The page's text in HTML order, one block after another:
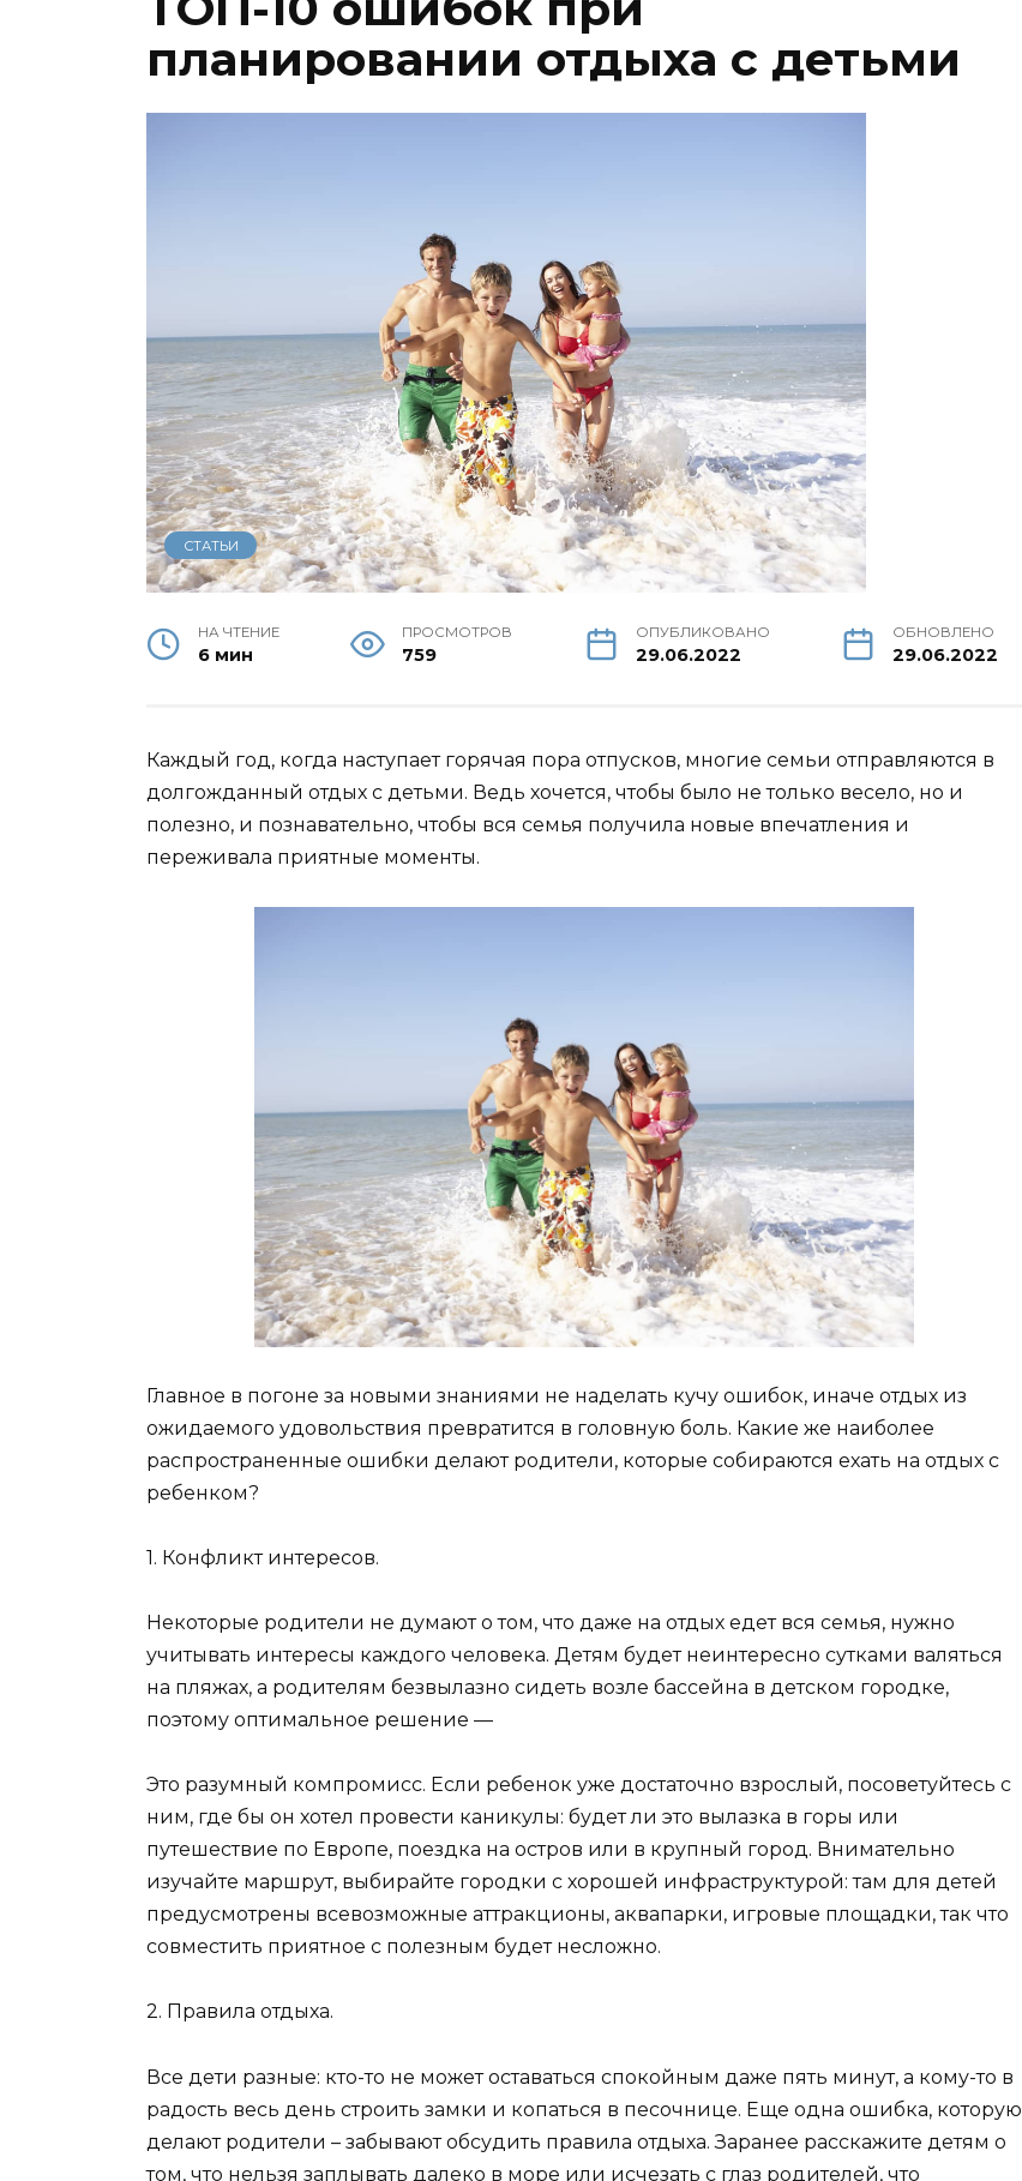
планировании отдыха с детьми
СТАТЬИ
НА ЧТЕНИЕ
6 мин
ПРОСМОТРОВ
759
ОПУБЛИКОВАНО
29.06.2022
ОБНОВЛЕНО
29.06.2022
Каждый год, когда наступает горячая пора отпусков, многие семьи отправляются в
долгожданный отдых с детьми. Ведь хочется, чтобы было не только весело, но и
полезно, и познавательно, чтобы вся семья получила новые впечатления и
переживала приятные моменты.
Главное в погоне за новыми знаниями не наделать кучу ошибок, иначе отдых из
ожидаемого удовольствия превратится в головную боль. Какие же наиболее
распространенные ошибки делают родители, которые собираются ехать на отдых с
ребенком?
1. Конфликт интересов.
Некоторые родители не думают о том, что даже на отдых едет вся семья, нужно
учитывать интересы каждого человека. Детям будет неинтересно сутками валяться
на пляжах, а родителям безвылазно сидеть возле бассейна в детском городке,
поэтому оптимальное решение —
Это разумный компромисс. Если ребенок уже достаточно взрослый, посоветуйтесь с
ним, где бы он хотел провести каникулы: будет ли это вылазка в горы или
путешествие по Европе, поездка на остров или в крупный город. Внимательно
изучайте маршрут, выбирайте городки с хорошей инфраструктурой: там для детей
предусмотрены всевозможные аттракционы, аквапарки, игровые площадки, так что
совместить приятное с полезным будет несложно.
2. Правила отдыха.
Все дети разные: кто-то не может оставаться спокойным даже пять минут, а кому-то в
радость весь день строить замки и копаться в песочнице. Еще одна ошибка, которую
делают родители – забывают обсудить правила отдыха. Заранее расскажите детям о
том, что нельзя заплывать далеко в море или исчезать с глаз родителей, что